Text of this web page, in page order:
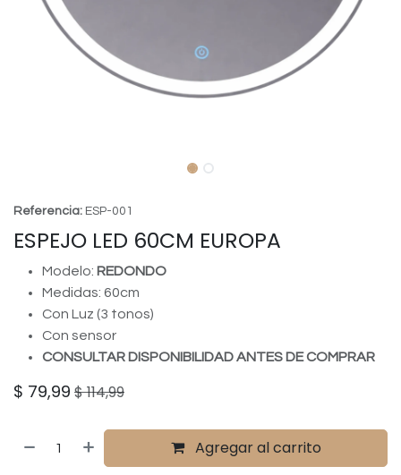
Referencia: ESP-001
ESPEJO LED 60CM EUROPA
Modelo: REDONDO
Medidas: 60cm
Con Luz (3 tonos)
Con sensor
CONSULTAR DISPONIBILIDAD ANTES DE COMPRAR
$ 79,99 $114,99
Agregar al carrito